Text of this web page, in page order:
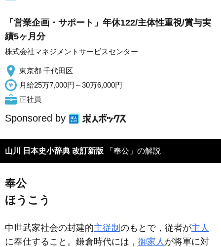
「営業企画・サポート」年休122/主体性重視/賞与実
績5ヶ月分
株式会社マネジメントサービスセンター
東京都 千代田区
月給25万7,000円～30万6,000円
正社員
Sponsored by
山川 日本史小辞典 改訂新版 「奉公」の解説
奉公
ほうこう
中世武家社会の封建的主従制 のもとで，従者が主人
に奉仕すること。鎌倉時代には， 御家人 が将軍に対